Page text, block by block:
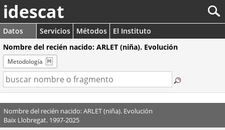
idescat
Datos Servicios Métodos
El Instituto
Nombre del recién nacido: ARLET (niña). Evolución
Metodología
Nombre del recién nacido: ARLET (niña). Evolución
Baix Llobregat. 1997-2025